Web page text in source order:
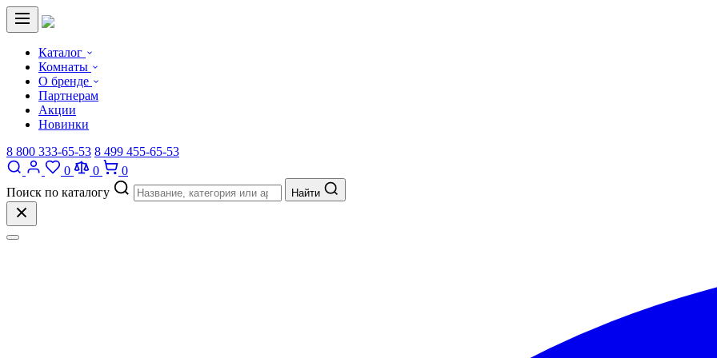
Каталог
Комнаты
О бренде
Партнерам
Акции
Новинки
8 800 333-65-53 8 499 455-65-53
0
0
0
Поиск по каталогу
Найти